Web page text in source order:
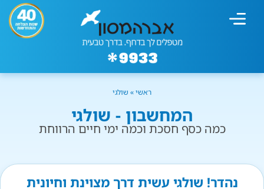
ראשי» שולגי
המחשבון - שולגי
כמה כסף חסכת וכמה ימי חיים הרווחת
נהדר! שולגי עשית דרך מצוינת וחיונית